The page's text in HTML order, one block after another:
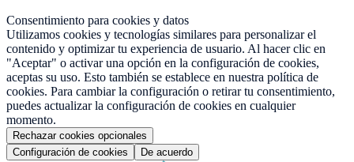
Consentimiento para cookies y datos
Utilizamos cookies y tecnologías similares para personalizar el
contenido y optimizar tu experiencia de usuario. Al hacer clic en
"Aceptar" o activar una opción en la configuración de cookies,
aceptas su uso. Esto también se establece en nuestra política de
cookies. Para cambiar la configuración o retirar tu consentimiento,
puedes actualizar la configuración de cookies en cualquier
momento.
Rechazar cookies opcionales
Configuración de cookies
De acuerdo